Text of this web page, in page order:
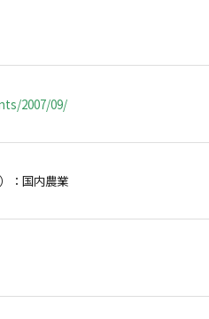
2007/09/
：国内農業